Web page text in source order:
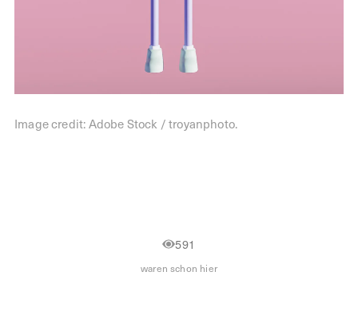
Image credit: Adobe Stock / troyanphoto.
591
waren schon hier